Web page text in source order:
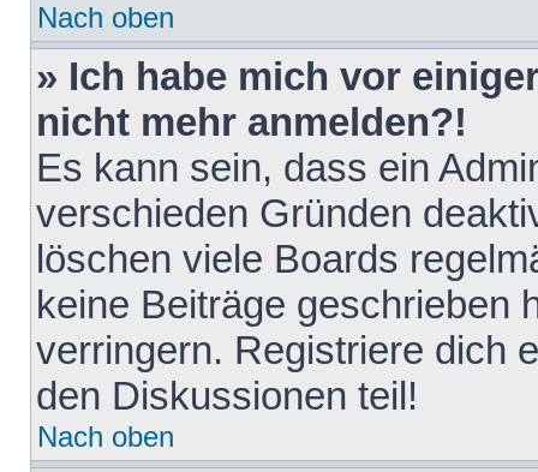
Nach oben
» Ich habe mich vor
nicht mehr anmelden?!
Es kann sein, dass ein
verschieden Gründen
löschen viele Boards
keine Beiträge geschrieben
verringern. Registriere dich
den Diskussionen teil!
Nach oben